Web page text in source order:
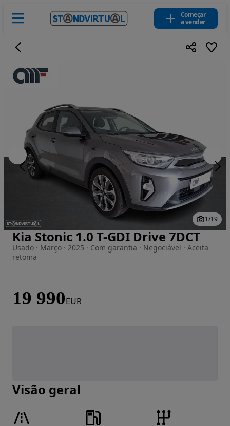
Começar
a vender
Imagem 1 de 19
1/19
Kia Stonic 1.0 T-GDI Drive 7DCT
Usado · Março · 2025 · Com garantia · Negociável · Aceita
retoma
19 990EUR
Visão geral